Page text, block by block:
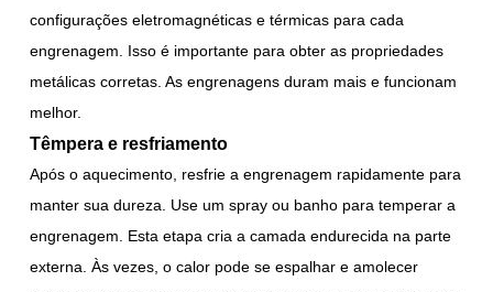
configurações eletromagnéticas e térmicas para cada
engrenagem. Isso é importante para obter as propriedades
metálicas corretas. As engrenagens duram mais e funcionam
melhor.
Têmpera e resfriamento
Após o aquecimento, resfrie a engrenagem rapidamente para
manter sua dureza. Use um spray ou banho para temperar a
engrenagem. Esta etapa cria a camada endurecida na parte
externa. Às vezes, o calor pode se espalhar e amolecer